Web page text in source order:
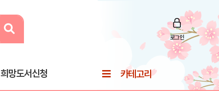
로그인
희망도서신청 카테고리